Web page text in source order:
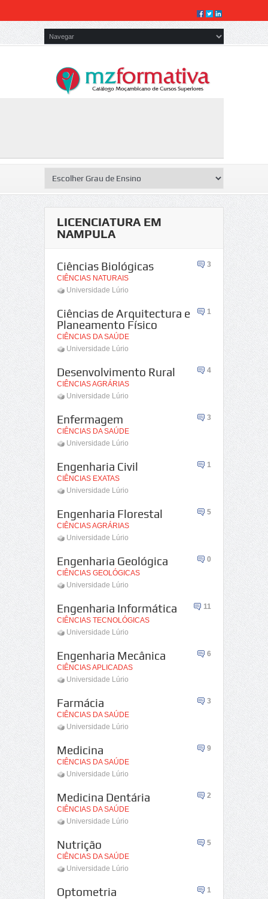
LICENCIATURA EM
NAMPULA
3
Ciências Biológicas
CIÊNCIAS NATURAIS
Universidade Lúrio
1
Ciências de Arquitectura e
Planeamento Físico
CIÊNCIAS DA SAÚDE
Universidade Lúrio
4
Desenvolvimento Rural
CIÊNCIAS AGRÁRIAS
Universidade Lúrio
3
Enfermagem
CIÊNCIAS DA SAÚDE
Universidade Lúrio
1
Engenharia Civil
CIÊNCIAS EXATAS
Universidade Lúrio
5
Engenharia Florestal
CIÊNCIAS AGRÁRIAS
Universidade Lúrio
0
Engenharia Geológica
CIÊNCIAS GEOLÓGICAS
Universidade Lúrio
11
Engenharia Informática
CIÊNCIAS TECNOLÓGICAS
Universidade Lúrio
6
Engenharia Mecânica
CIÊNCIAS APLICADAS
Universidade Lúrio
3
Farmácia
CIÊNCIAS DA SAÚDE
Universidade Lúrio
9
Medicina
CIÊNCIAS DA SAÚDE
Universidade Lúrio
2
Medicina Dentária
CIÊNCIAS DA SAÚDE
Universidade Lúrio
5
Nutrição
CIÊNCIAS DA SAÚDE
Universidade Lúrio
1
Optometria